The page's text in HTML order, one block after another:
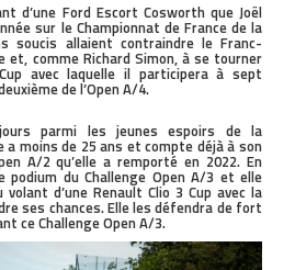
d’une Ford Escort Cosworth que Joël
sur le Championnat de France de la
soucis allaient contraindre le Franc-
et, comme Richard Simon, à se tourner
avec laquelle il participera à sept
de l’Open A/4.
parmi les jeunes espoirs de la
a moins de 25 ans et compte déjà à son
A/2 qu’elle a remporté en 2022. En
du Challenge Open A/3 et elle
d’une Renault Clio 3 Cup avec la
ses chances. Elle les défendra de fort
ce Challenge Open A/3.